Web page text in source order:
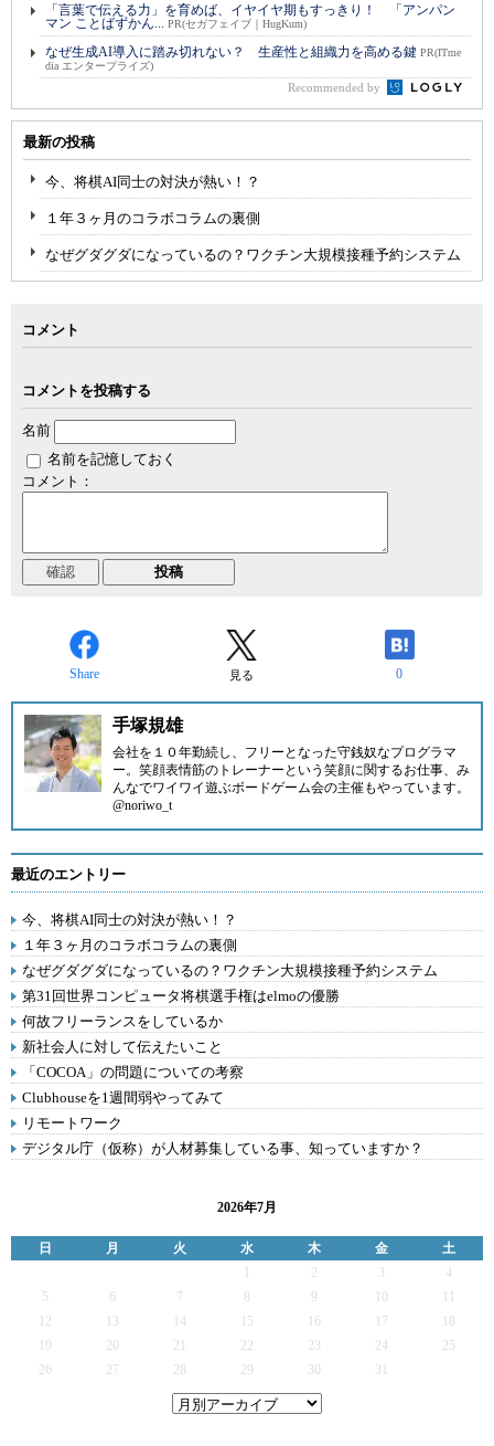
「言葉で伝える力」を育めば、イヤイヤ期もすっきり！ 「アンパン
マン ことばずかん... PR(セガフェイブ｜HugKum)
なぜ生成AI導入に踏み切れない？ 生産性と組織力を高める鍵 PR(ITme
dia エンタープライズ)
Recommended by
最新の投稿
今、将棋AI同士の対決が熱い！？
１年３ヶ月のコラボコラムの裏側
なぜグダグダになっているの？ワクチン大規模接種予約システム
コメント
コメントを投稿する
名前
名前を記憶しておく
コメント：
Share 見る 0
手塚規雄
会社を１０年勤続し、フリーとなった守銭奴なプログラマ
ー。笑顔表情筋のトレーナーという笑顔に関するお仕事、み
んなでワイワイ遊ぶボードゲーム会の主催もやっています。
@noriwo_t
最近のエントリー
今、将棋AI同士の対決が熱い！？
１年３ヶ月のコラボコラムの裏側
なぜグダグダになっているの？ワクチン大規模接種予約システム
第31回世界コンピュータ将棋選手権はelmoの優勝
何故フリーランスをしているか
新社会人に対して伝えたいこと
「COCOA」の問題についての考察
Clubhouseを1週間弱やってみて
リモートワーク
デジタル庁（仮称）が人材募集している事、知っていますか？
2026年7月
日 月 火 水 木 金
土
2 3
4
5
6 7 9
12
13 14 15 16 17
19
20 21 22 23 24
25
26
27 28 29 30 31